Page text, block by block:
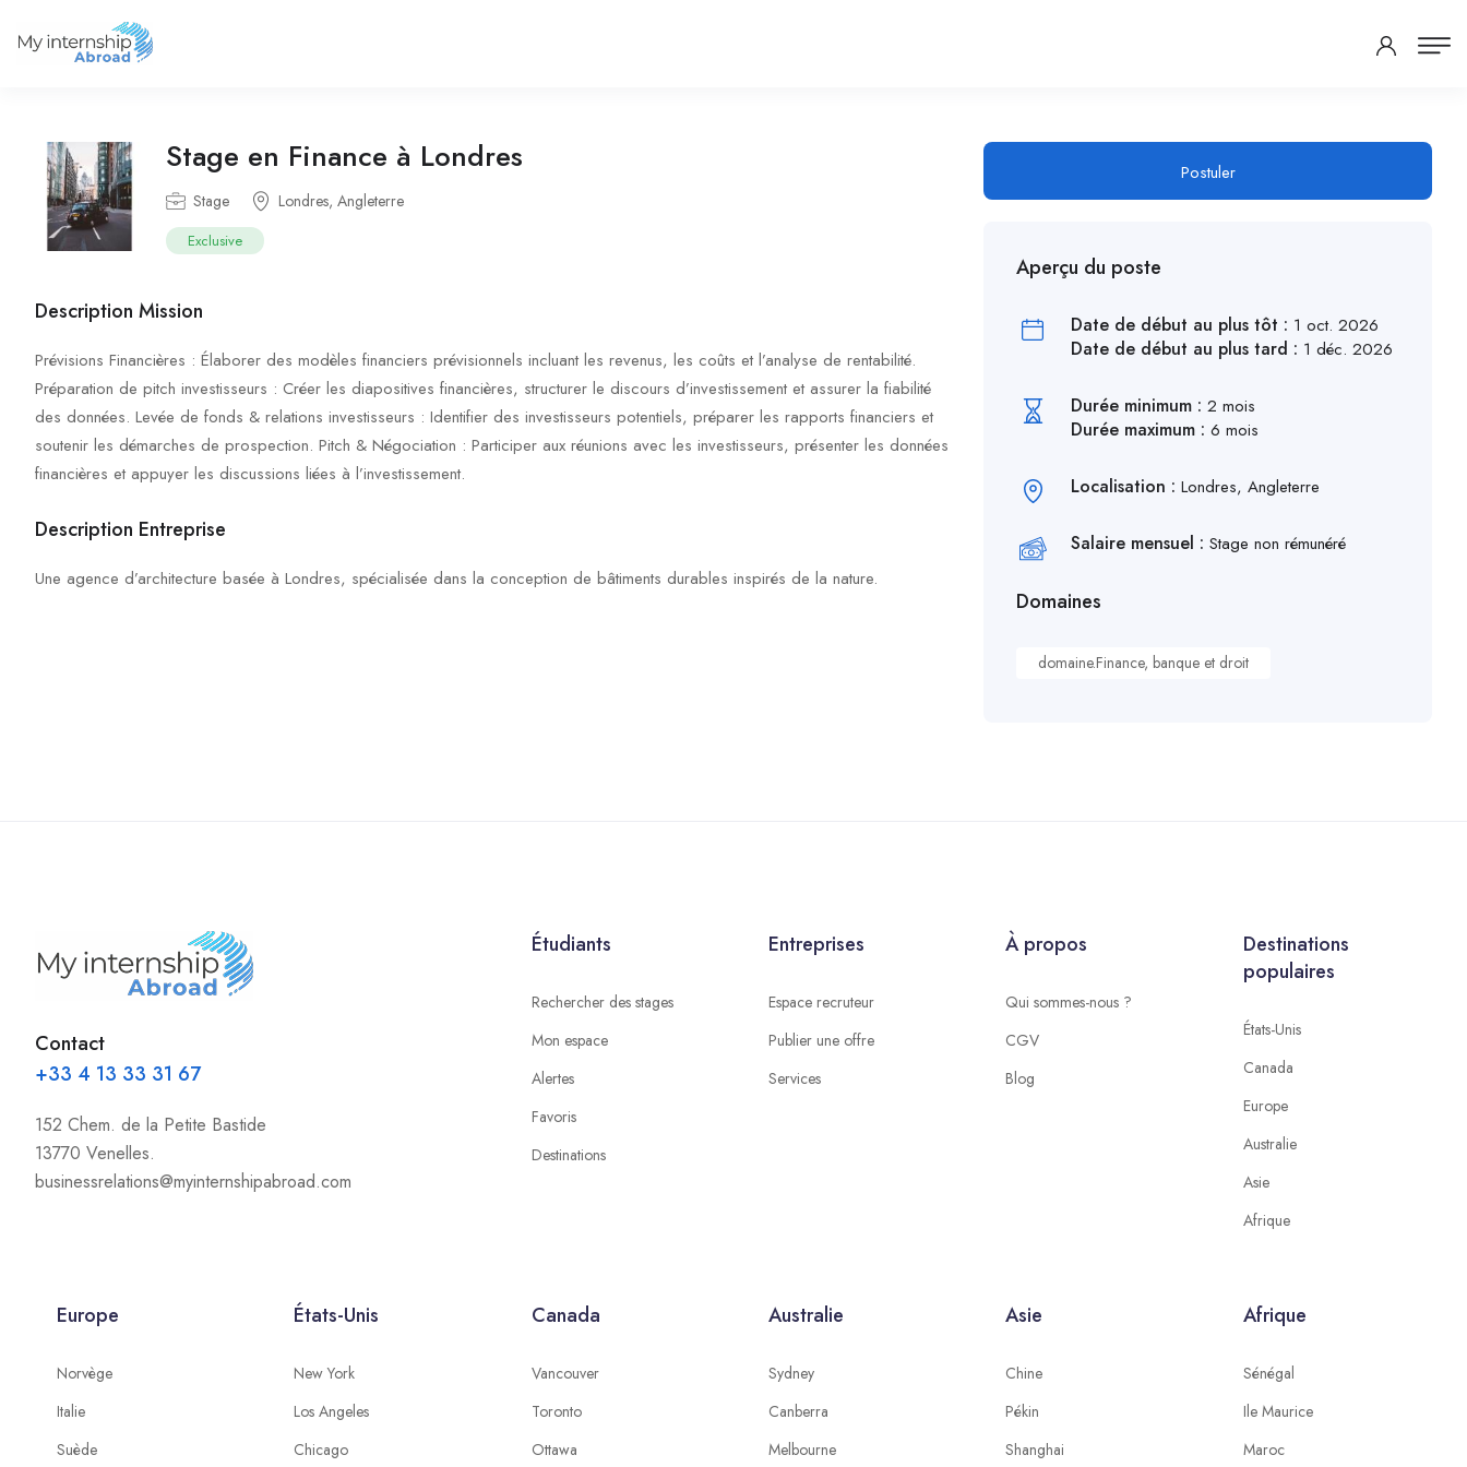
Stage en Finance à Londres
Stage Londres, Angleterre
Exclusive
Description Mission
Prévisions Financières : Élaborer des modèles financiers prévisionnels incluant les revenus, les coûts et l’analyse de rentabilité.
Préparation de pitch investisseurs : Créer les diapositives financières, structurer le discours d’investissement et assurer la fiabilité
des données. Levée de fonds & relations investisseurs : Identifier des investisseurs potentiels, préparer les rapports financiers et
soutenir les démarches de prospection. Pitch & Négociation : Participer aux réunions avec les investisseurs, présenter les données
financières et appuyer les discussions liées à l’investissement.
Description Entreprise
Une agence d’architecture basée à Londres, spécialisée dans la conception de bâtiments durables inspirés de la nature.
Postuler
Aperçu du poste
Date de début au plus tôt : 1 oct. 2026
Date de début au plus tard : 1 déc. 2026
Durée minimum :2 mois
Durée maximum :6 mois
Localisation :Londres, Angleterre
Salaire mensuel :Stage non rémunéré
Domaines
domaine.Finance, banque et droit
Contact
+33 4 13 33 31 67
152 Chem. de la Petite Bastide
13770 Venelles.
businessrelations@myinternshipabroad.com
Étudiants
Rechercher des stages
Mon espace
Alertes
Favoris
Destinations
Entreprises
Espace recruteur
Publier une offre
Services
À propos
Qui sommes-nous ?
CGV
Blog
Destinations
populaires
États-Unis
Canada
Europe
Australie
Asie
Afrique
Europe
Norvège
Italie
Suède
États-Unis
New York
Los Angeles
Chicago
Canada
Vancouver
Toronto
Ottawa
Australie
Sydney
Canberra
Melbourne
Asie
Chine
Pékin
Shanghai
Afrique
Sénégal
Ile Maurice
Maroc